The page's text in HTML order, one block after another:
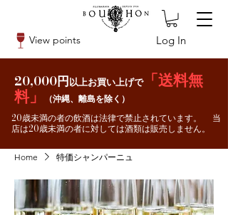
View points Log In
20,000円以上お買い上げで「送料無
料」
（沖縄、離島を除く）
20歳未満の者の飲酒は法律で禁止されています。 当
店は20歳未満の者に対しては酒類は販売しません。
Home 特価シャンパーニュ